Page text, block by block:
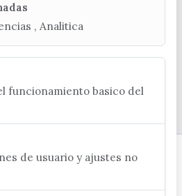
CP 29740 - Torre del Mar
Necesarias , Preferencias , Analitica
funcionamiento basico del
de usuario y ajustes no